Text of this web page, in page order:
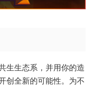
生生态系，并用你的造
创全新的可能性。为不